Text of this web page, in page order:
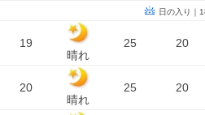
日の入り｜
19
晴れ
25 20
20
晴れ
25 20